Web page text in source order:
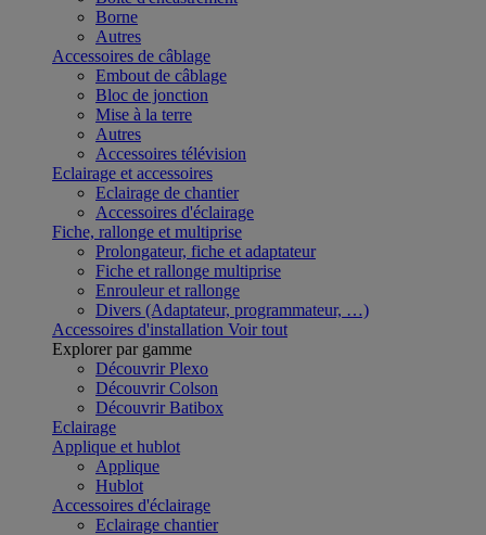
Borne
Autres
Accessoires de câblage
Embout de câblage
Bloc de jonction
Mise à la terre
Autres
Accessoires télévision
Eclairage et accessoires
Eclairage de chantier
Accessoires d'éclairage
Fiche, rallonge et multiprise
Prolongateur, fiche et adaptateur
Fiche et rallonge multiprise
Enrouleur et rallonge
Divers (Adaptateur, programmateur, …)
Accessoires d'installation Voir tout
Explorer par gamme
Découvrir Plexo
Découvrir Colson
Découvrir Batibox
Eclairage
Applique et hublot
Applique
Hublot
Accessoires d'éclairage
Eclairage chantier